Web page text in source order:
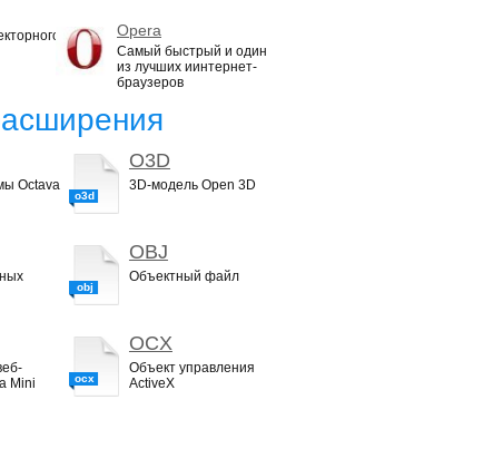
Opera
Самый быстрый и один
из лучших иинтернет-
браузеров
Octava
Mini
o3d
O3D
3D-модель Open 3D
obj
OBJ
Объектный файл
ocx
OCX
Объект управления
ActiveX